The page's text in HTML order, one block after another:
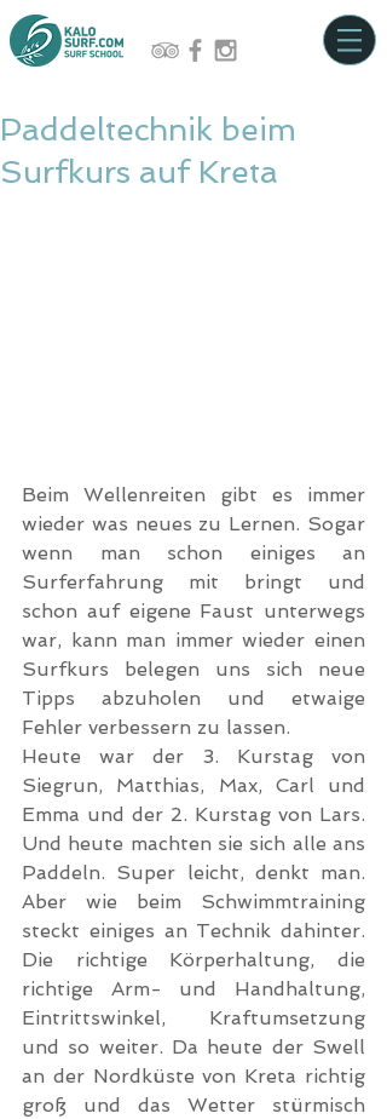
Paddeltechnik beim
Surfkurs auf Kreta
Beim Wellenreiten gibt es immer
wieder was neues zu Lernen. Sogar
wenn man schon einiges an
Surferfahrung mit bringt und
schon auf eigene Faust unterwegs
war, kann man immer wieder einen
Surfkurs belegen uns sich neue
Tipps abzuholen und etwaige
Fehler verbessern zu lassen.
Heute war der 3. Kurstag von
Siegrun, Matthias, Max, Carl und
Emma und der 2. Kurstag von Lars.
Und heute machten sie sich alle ans
Paddeln. Super leicht, denkt man.
Aber wie beim Schwimmtraining
steckt einiges an Technik dahinter.
Die richtige Körperhaltung, die
richtige Arm- und Handhaltung,
Eintrittswinkel, Kraftumsetzung
und so weiter. Da heute der Swell
an der Nordküste von Kreta richtig
groß und das Wetter stürmisch